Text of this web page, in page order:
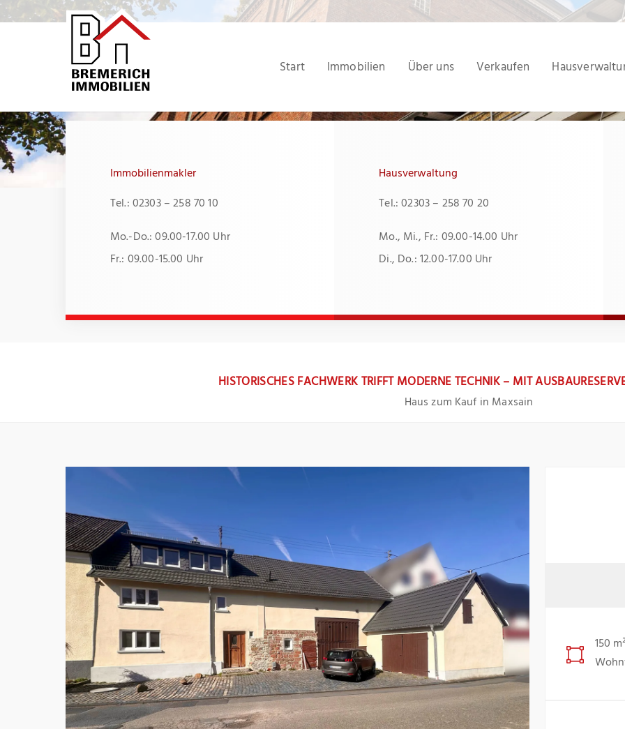
Zum
Start Immobilien Über uns Verkaufen
Immobilienmakler
Tel.: 02303 – 258 70 10
Mo.-Do.: 09.00-17.00 Uhr
Fr.: 09.00-15.00 Uhr
Hausverwaltung
Tel.: 02303 – 258 70 20
Mo., Mi., Fr.: 09.00-14.00 Uhr
Di., Do.: 12.00-17.00 Uhr
HISTORISCHES FACHWERK TRIFFT MODERNE TECHNIK – MIT
Haus zum Kauf in Maxsain
150